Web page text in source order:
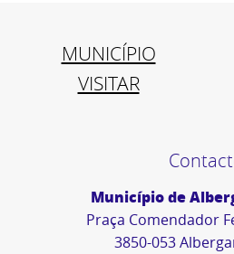
MUNICÍPIO
VISITAR
Município de
Praça Comendador
3850-053